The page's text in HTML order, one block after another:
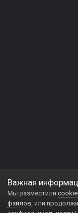
Важная
Мы разместили
файлов, или